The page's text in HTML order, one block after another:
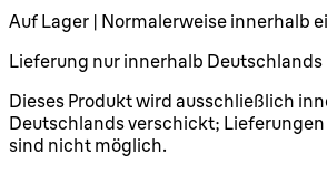
Auf Lager | Normalerweise innerhalb
Lieferung nur innerhalb Deutschlands
Dieses Produkt wird ausschließlich
Deutschlands verschickt;
sind nicht möglich.